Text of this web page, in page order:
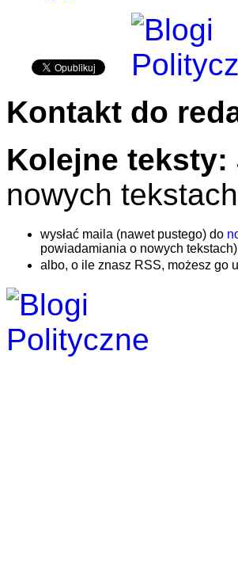
Kontakt do
Kolejne teksty:
nowych
wysłać maila (nawet pustego) do
powiadamiania o nowych tekstach)
albo, o ile znasz RSS, możesz go